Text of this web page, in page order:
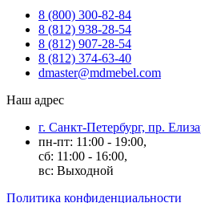
8 (800) 300-82-84
8 (812) 938-28-54
8 (812) 907-28-54
8 (812) 374-63-40
dmaster@mdmebel.com
Наш адрес
г. Санкт-Петербург, пр.
пн-пт: 11:00 - 19:00,
сб: 11:00 - 16:00,
вс: Выходной
Политика конфиденциальности